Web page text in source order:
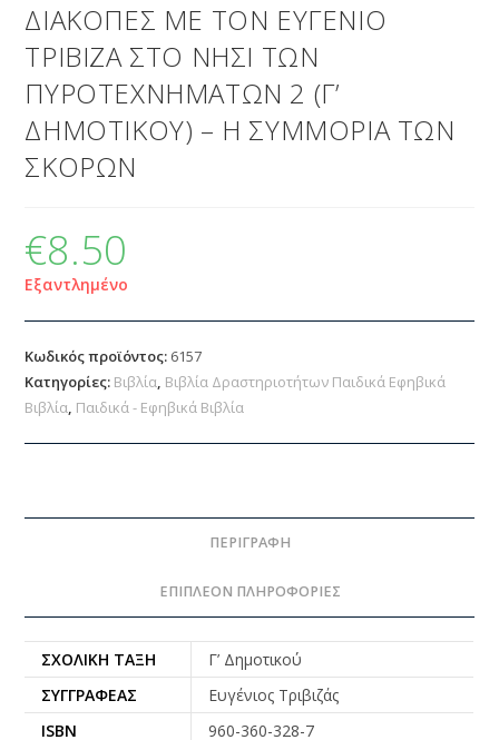
ΔΙΑΚΟΠΕΣ ΜΕ ΤΟΝ ΕΥΓΕΝΙΟ
ΤΡΙΒΙΖΑ ΣΤΟ ΝΗΣΙ ΤΩΝ
ΠΥΡΟΤΕΧΝΗΜΑΤΩΝ 2 (Γ’
ΔΗΜΟΤΙΚΟΥ) – Η ΣΥΜΜΟΡΙΑ ΤΩΝ
ΣΚΟΡΩΝ
€8.50
Εξαντλημένο
Κωδικός προϊόντος: 6157
Κατηγορίες: Βιβλία, Βιβλία Δραστηριοτήτων Παιδικά Εφηβικά
Βιβλία, Παιδικά - Εφηβικά Βιβλία
ΠΕΡΙΓΡΑΦΉ
ΕΠΙΠΛΈΟΝ ΠΛΗΡΟΦΟΡΊΕΣ
ΣΧΟΛΙΚΉ ΤΆΞΗ
Γ’ Δημοτικού
ΣΥΓΓΡΑΦΈΑΣ
Ευγένιος Τριβιζάς
ISBN
960-360-328-7